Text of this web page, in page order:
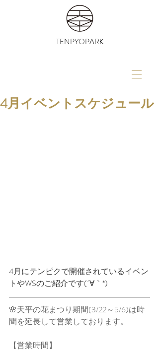
TENPYOPARK
4月イベントスケジュール
4月にテンピクで開催されているイベン
トやWSのご紹介です(´∀｀*)﻿
🌸天平の花まつり期間(3/22～5/6)は時
間を延長して営業しております。
【営業時間】﻿﻿